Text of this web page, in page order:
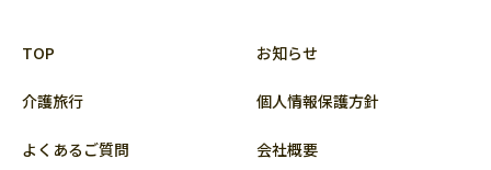
TOP
介護旅行
よくあるご質問
お知らせ
個人情報保護方針
会社概要